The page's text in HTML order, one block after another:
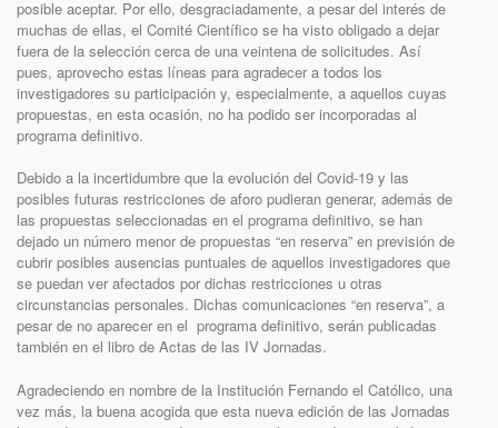
posible aceptar. Por ello, desgraciadamente, a pesar del interés de
muchas de ellas, el Comité Científico se ha visto obligado a dejar
fuera de la selección cerca de una veintena de solicitudes. Así
pues, aprovecho estas líneas para agradecer a todos los
investigadores su participación y, especialmente, a aquellos cuyas
propuestas, en esta ocasión, no ha podido ser incorporadas al
programa definitivo.
Debido a la incertidumbre que la evolución del Covid-19 y las
posibles futuras restricciones de aforo pudieran generar, además de
las propuestas seleccionadas en el programa definitivo, se han
dejado un número menor de propuestas “en reserva” en previsión de
cubrir posibles ausencias puntuales de aquellos investigadores que
se puedan ver afectados por dichas restricciones u otras
circunstancias personales. Dichas comunicaciones “en reserva”, a
pesar de no aparecer en el programa definitivo, serán publicadas
también en el libro de Actas de las IV Jornadas.
Agradeciendo en nombre de la Institución Fernando el Católico, una
vez más, la buena acogida que esta nueva edición de las Jornadas